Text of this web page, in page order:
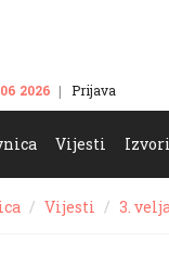
2026 Prijava
Vijesti Izvori
Vijesti 3.